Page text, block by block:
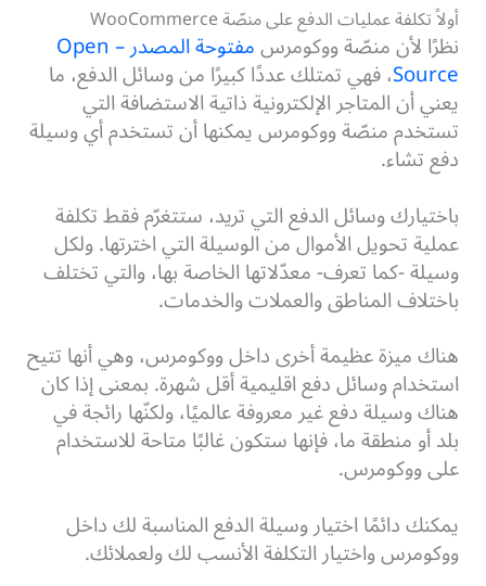
أولاً تكلفة عمليات الدفع على منصّة WooCommerce
نظرًا لأن منصّة ووكومرس مفتوحة المصدر – Open
Source، فهي تمتلك عددًا كبيرًا من وسائل الدفع، ما
يعني أن المتاجر الإلكترونية ذاتية الاستضافة التي
تستخدم منصّة ووكومرس يمكنها أن تستخدم أي وسيلة
دفع تشاء.
باختيارك وسائل الدفع التي تريد، ستتغرّم فقط تكلفة
عملية تحويل الأموال من الوسيلة التي اخترتها. ولكل
وسيلة -كما تعرف- معدّلاتها الخاصة بها، والتي تختلف
باختلاف المناطق والعملات والخدمات.
هناك ميزة عظيمة أخرى داخل ووكومرس، وهي أنها تتيح
استخدام وسائل دفع اقليمية أقل شهرة. بمعنى إذا كان
هناك وسيلة دفع غير معروفة عالميًا، ولكنّها رائجة في
بلد أو منطقة ما، فإنها ستكون غالبًا متاحة للاستخدام
على ووكومرس.
يمكنك دائمًا اختيار وسيلة الدفع المناسبة لك داخل
ووكومرس واختيار التكلفة الأنسب لك ولعملائك.